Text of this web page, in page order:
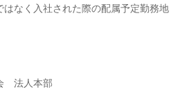
なく入社された際の配属予定勤務地
法人本部